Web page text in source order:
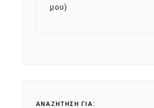
μου)
ΑΝΑΖΉΤΗΣΗ ΓΙΑ: